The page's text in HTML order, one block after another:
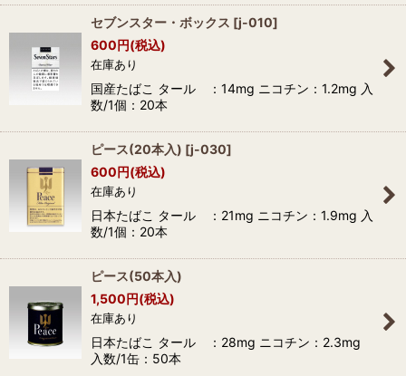
セブンスター・ボックス [j-010]
600円(税込)
在庫あり
国産たばこ タール ：14mg ニコチン：1.2mg 入
数/1個：20本
ピース(20本入) [j-030]
600円(税込)
在庫あり
日本たばこ タール ：21mg ニコチン：1.9mg 入
数/1個：20本
ピース(50本入)
1,500円(税込)
在庫あり
日本たばこ タール ：28mg ニコチン：2.3mg
入数/1缶：50本